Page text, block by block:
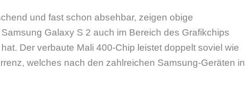
und fast schon absehbar, zeigen obige
Galaxy S 2 auch im Bereich des Grafikchips
Der verbaute Mali 400-Chip leistet doppelt soviel wie
welches nach den zahlreichen Samsung-Geräten in